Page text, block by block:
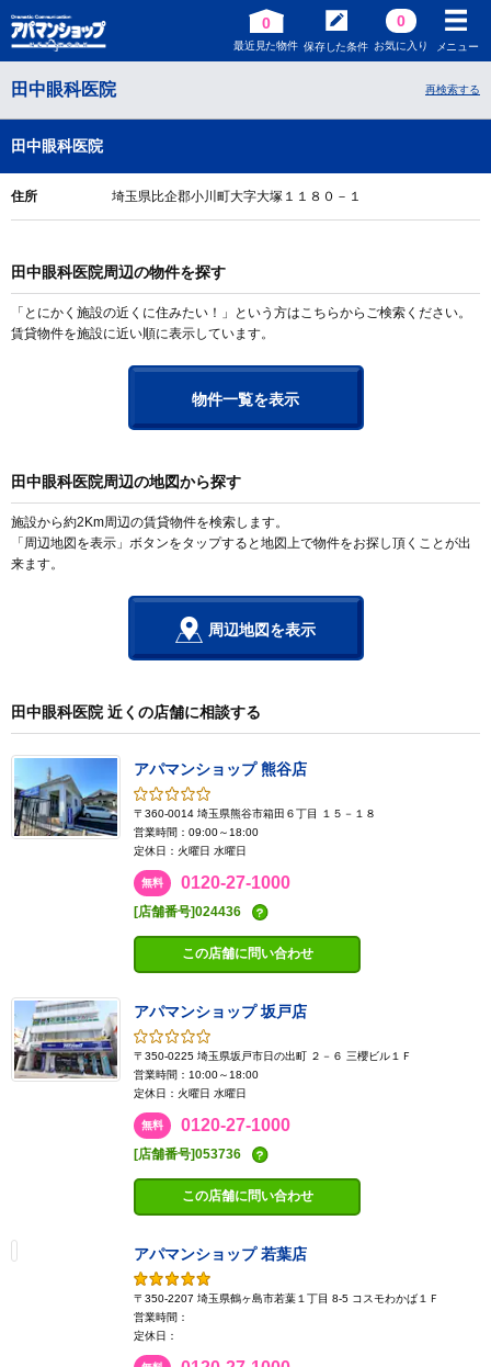
0
最近見た物件 保存した条件
0
お気に入り メニュー
田中眼科医院 再検索する
田中眼科医院
住所 埼玉県比企郡小川町大字大塚１１８０－１
田中眼科医院周辺の物件を探す
「とにかく施設の近くに住みたい！」という方はこちらからご検索ください。
賃貸物件を施設に近い順に表示しています。
物件一覧を表示
田中眼科医院周辺の地図から探す
施設から約2Km周辺の賃貸物件を検索します。
「周辺地図を表示」ボタンをタップすると地図上で物件をお探し頂くことが出
来ます。
周辺地図を表示
田中眼科医院 近くの店舗に相談する
アパマンショップ 熊谷店
〒360-0014 埼玉県熊谷市箱田６丁目 １５－１８
営業時間：09:00～18:00
定休日：火曜日 水曜日
無料 0120-27-1000
[店舗番号]024436
この店舗に問い合わせ
アパマンショップ 坂戸店
〒350-0225 埼玉県坂戸市日の出町 ２－６ 三櫻ビル１Ｆ
営業時間：10:00～18:00
定休日：火曜日 水曜日
無料 0120-27-1000
[店舗番号]053736
この店舗に問い合わせ
アパマンショップ 若葉店
〒350-2207 埼玉県鶴ヶ島市若葉１丁目 8-5 コスモわかば１Ｆ
営業時間：
定休日：